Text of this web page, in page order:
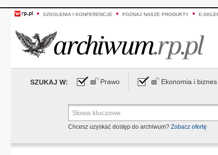
SZKOLENIA I KONFERENCJE POZNAJ NASZE PRODUKTY E-
SZUKAJ W: Prawo Ekonomia i biznes
Chcesz uzyskać dostęp do archiwum? Zobacz ofertę